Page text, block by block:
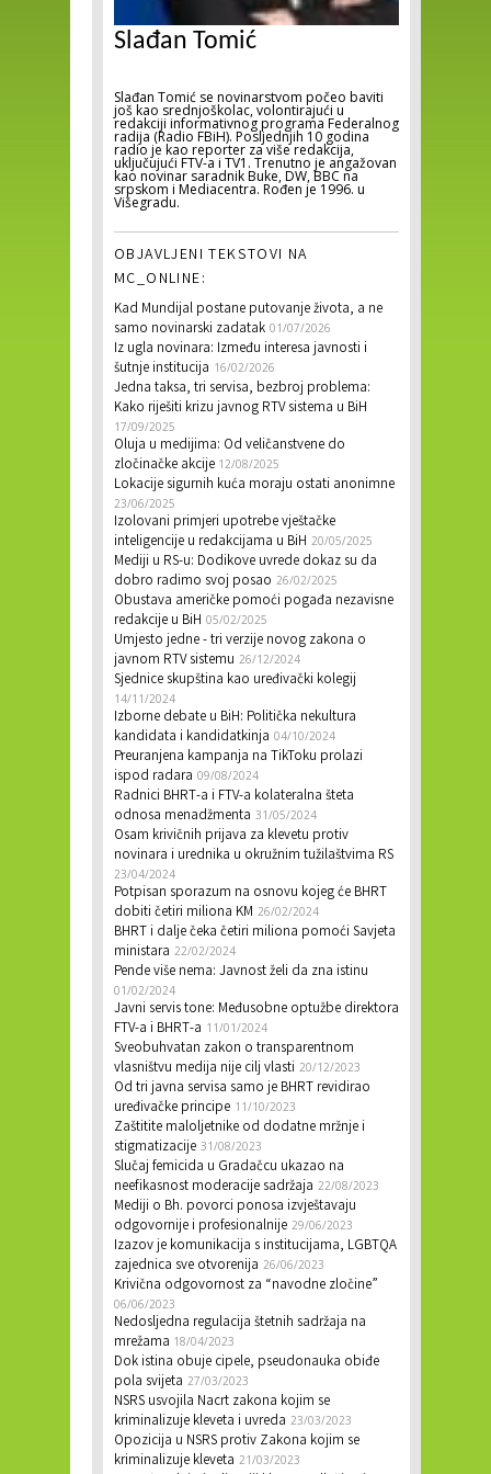
Slađan Tomić
Slađan Tomić se novinarstvom počeo baviti
još kao srednjoškolac, volontirajući u
redakciji informativnog programa Federalnog
radija (Radio FBiH). Posljednjih 10 godina
radio je kao reporter za više redakcija,
uključujući FTV-a i TV1. Trenutno je angažovan
kao novinar saradnik Buke, DW, BBC na
srpskom i Mediacentra. Rođen je 1996. u
Višegradu.
OBJAVLJENI TEKSTOVI NA
MC_ONLINE:
Kad Mundijal postane putovanje života, a ne
samo novinarski zadatak 01/07/2026
Iz ugla novinara: Između interesa javnosti i
šutnje institucija 16/02/2026
Jedna taksa, tri servisa, bezbroj problema:
Kako riješiti krizu javnog RTV sistema u BiH
17/09/2025
Oluja u medijima: Od veličanstvene do
zločinačke akcije 12/08/2025
Lokacije sigurnih kuća moraju ostati anonimne
23/06/2025
Izolovani primjeri upotrebe vještačke
inteligencije u redakcijama u BiH 20/05/2025
Mediji u RS-u: Dodikove uvrede dokaz su da
dobro radimo svoj posao 26/02/2025
Obustava američke pomoći pogađa nezavisne
redakcije u BiH 05/02/2025
Umjesto jedne - tri verzije novog zakona o
javnom RTV sistemu 26/12/2024
Sjednice skupština kao uređivački kolegij
14/11/2024
Izborne debate u BiH: Politička nekultura
kandidata i kandidatkinja 04/10/2024
Preuranjena kampanja na TikToku prolazi
ispod radara 09/08/2024
Radnici BHRT-a i FTV-a kolateralna šteta
odnosa menadžmenta 31/05/2024
Osam krivičnih prijava za klevetu protiv
novinara i urednika u okružnim tužilaštvima RS
23/04/2024
Potpisan sporazum na osnovu kojeg će BHRT
dobiti četiri miliona KM 26/02/2024
BHRT i dalje čeka četiri miliona pomoći Savjeta
ministara 22/02/2024
Pende više nema: Javnost želi da zna istinu
01/02/2024
Javni servis tone: Međusobne optužbe direktora
FTV-a i BHRT-a 11/01/2024
Sveobuhvatan zakon o transparentnom
vlasništvu medija nije cilj vlasti 20/12/2023
Od tri javna servisa samo je BHRT revidirao
uređivačke principe 11/10/2023
Zaštitite maloljetnike od dodatne mržnje i
stigmatizacije 31/08/2023
Slučaj femicida u Gradačcu ukazao na
neefikasnost moderacije sadržaja 22/08/2023
Mediji o Bh. povorci ponosa izvještavaju
odgovornije i profesionalnije 29/06/2023
Izazov je komunikacija s institucijama, LGBTQA
zajednica sve otvorenija 26/06/2023
Krivična odgovornost za “navodne zločine”
06/06/2023
Nedosljedna regulacija štetnih sadržaja na
mrežama 18/04/2023
Dok istina obuje cipele, pseudonauka obiđe
pola svijeta 27/03/2023
NSRS usvojila Nacrt zakona kojim se
kriminalizuje kleveta i uvreda 23/03/2023
Opozicija u NSRS protiv Zakona kojim se
kriminalizuje kleveta 21/03/2023